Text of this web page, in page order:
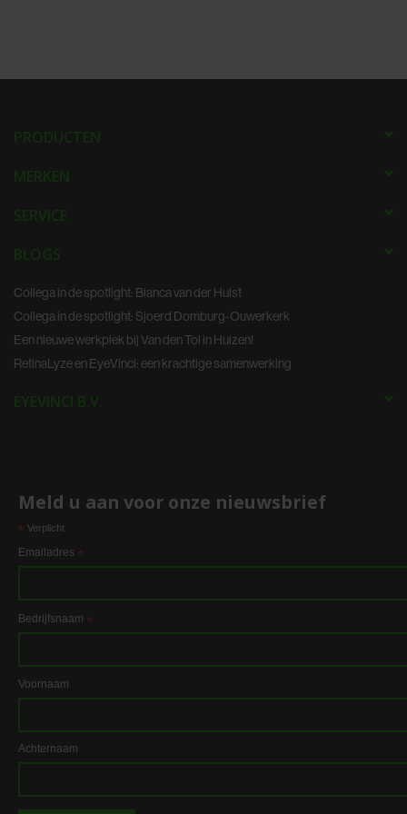
PRODUCTEN
MERKEN
SERVICE
BLOGS
Collega in de spotlight: Bianca van der Hulst
Collega in de spotlight: Sjoerd Domburg-Ouwerkerk
Een nieuwe werkplek bij Van den Tol in Huizen!
RetinaLyze en EyeVinci: een krachtige samenwerking
EYEVINCI B.V.
Meld u aan voor onze nieuwsbrief
* Verplicht
Emailadres *
Bedrijfsnaam *
Voornaam
Achternaam